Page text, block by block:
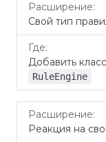
Расширение
Свой тип
Добавить
RuleEngine
Реакция на